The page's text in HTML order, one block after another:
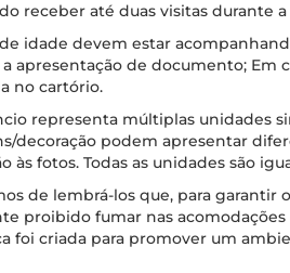
receber até duas visitas durante a
idade devem estar
a apresentação de documento; Em
no cartório.
representa múltiplas unidades
decoração podem apresentar
às fotos. Todas as unidades são
de lembrá-los que, para garantir
proibido fumar nas acomodações
foi criada para promover um